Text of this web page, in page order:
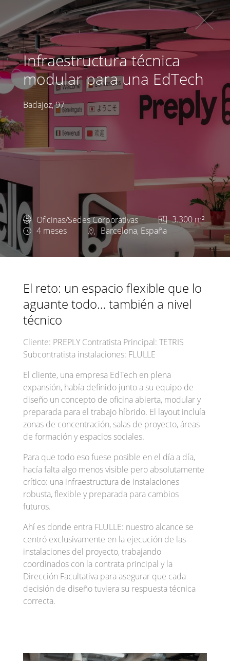
Infraestructura técnica
modular para una EdTech
Badajoz, 97
Oficinas/Sedes Corporativas
3.300 m²
4 meses
Barcelona, España
El reto: un espacio flexible que lo
aguante todo… también a nivel
técnico
Cliente: PREPLY Contratista Principal: TETRIS
Subcontratista instalaciones: FLULLE
El cliente, una empresa EdTech en plena
expansión, había definido junto a su equipo de
diseño un concepto de oficina abierta, modular y
preparada para el trabajo híbrido. El layout incluía
zonas de concentración, salas de proyecto, áreas
de formación y espacios sociales.
Para que todo eso fuese posible en el día a día,
hacía falta algo menos visible pero absolutamente
crítico: una infraestructura de instalaciones
robusta, flexible y preparada para cambios
futuros.
Ahí es donde entra FLULLE: nuestro alcance se
centró exclusivamente en la ejecución de las
instalaciones del proyecto, trabajando
coordinados con la contrata principal y la
Dirección Facultativa para asegurar que cada
decisión de diseño tuviera su respuesta técnica
correcta.